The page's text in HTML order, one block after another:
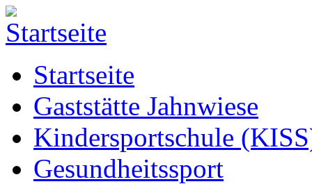
Startseite
Gaststätte Jahnwiese
Kindersportschule
Gesundheitssport